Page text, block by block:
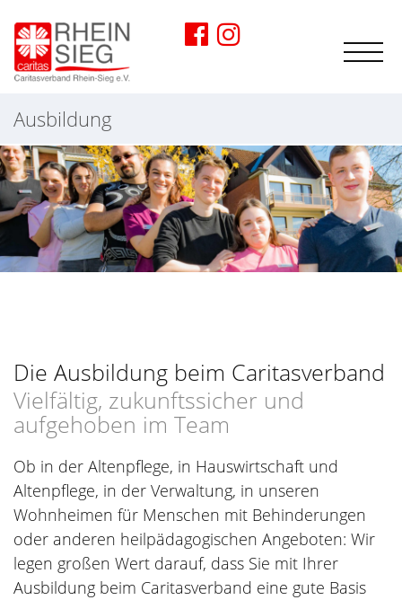
Ausbildung
Die Ausbildung beim Caritasverband
Vielfältig, zukunftssicher und
aufgehoben im Team
Ob in der Altenpflege, in Hauswirtschaft und
Altenpflege, in der Verwaltung, in unseren
Wohnheimen für Menschen mit Behinderungen
oder anderen heilpädagogischen Angeboten: Wir
legen großen Wert darauf, dass Sie mit Ihrer
Ausbildung beim Caritasverband eine gute Basis